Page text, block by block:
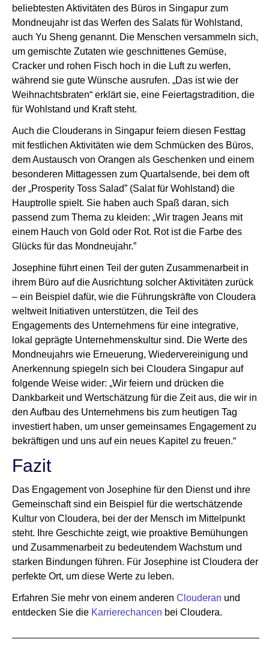
beliebtesten Aktivitäten des Büros in Singapur zum
Mondneujahr ist das Werfen des Salats für Wohlstand,
auch Yu Sheng genannt. Die Menschen versammeln sich,
um gemischte Zutaten wie geschnittenes Gemüse,
Cracker und rohen Fisch hoch in die Luft zu werfen,
während sie gute Wünsche ausrufen. „Das ist wie der
Weihnachtsbraten“ erklärt sie, eine Feiertagstradition, die
für Wohlstand und Kraft steht.
Auch die Clouderans in Singapur feiern diesen Festtag
mit festlichen Aktivitäten wie dem Schmücken des Büros,
dem Austausch von Orangen als Geschenken und einem
besonderen Mittagessen zum Quartalsende, bei dem oft
der „Prosperity Toss Salad” (Salat für Wohlstand) die
Hauptrolle spielt. Sie haben auch Spaß daran, sich
passend zum Thema zu kleiden: „Wir tragen Jeans mit
einem Hauch von Gold oder Rot. Rot ist die Farbe des
Glücks für das Mondneujahr.”
Josephine führt einen Teil der guten Zusammenarbeit in
ihrem Büro auf die Ausrichtung solcher Aktivitäten zurück
– ein Beispiel dafür, wie die Führungskräfte von Cloudera
weltweit Initiativen unterstützen, die Teil des
Engagements des Unternehmens für eine integrative,
lokal geprägte Unternehmenskultur sind. Die Werte des
Mondneujahrs wie Erneuerung, Wiedervereinigung und
Anerkennung spiegeln sich bei Cloudera Singapur auf
folgende Weise wider: „Wir feiern und drücken die
Dankbarkeit und Wertschätzung für die Zeit aus, die wir in
den Aufbau des Unternehmens bis zum heutigen Tag
investiert haben, um unser gemeinsames Engagement zu
bekräftigen und uns auf ein neues Kapitel zu freuen.“
Fazit
Das Engagement von Josephine für den Dienst und ihre
Gemeinschaft sind ein Beispiel für die wertschätzende
Kultur von Cloudera, bei der der Mensch im Mittelpunkt
steht. Ihre Geschichte zeigt, wie proaktive Bemühungen
und Zusammenarbeit zu bedeutendem Wachstum und
starken Bindungen führen. Für Josephine ist Cloudera der
perfekte Ort, um diese Werte zu leben.
Erfahren Sie mehr von einem anderen Clouderan und
entdecken Sie die Karrierechancen bei Cloudera.